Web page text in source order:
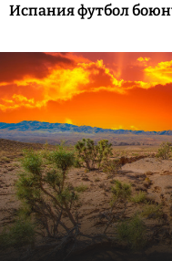
Испания футбол